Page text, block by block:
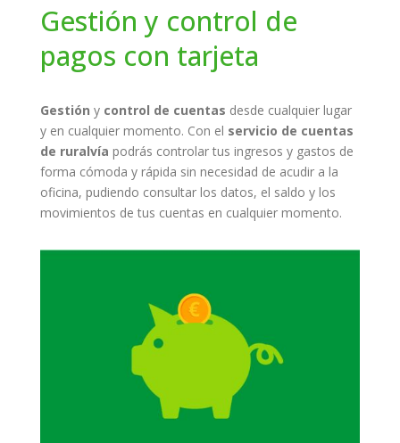
Gestión y control de
pagos con tarjeta
Gestión y control de cuentas desde cualquier lugar
y en cualquier momento. Con el servicio de cuentas
de ruralvía podrás controlar tus ingresos y gastos de
forma cómoda y rápida sin necesidad de acudir a la
oficina, pudiendo consultar los datos, el saldo y los
movimientos de tus cuentas en cualquier momento.